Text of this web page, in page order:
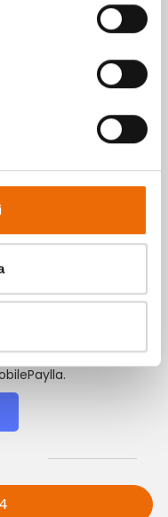
(norm.
-50 %